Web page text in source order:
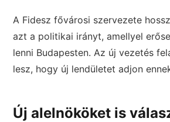
A Fidesz fővárosi szervezete
azt a politikai irányt, amellyel
lenni Budapesten. Az új vezetés
lesz, hogy új lendületet adjon
Új alelnököket is